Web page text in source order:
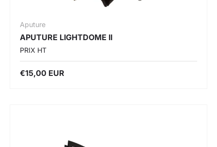
Aputure
APUTURE LIGHTDOME II
PRIX HT
€15,00 EUR